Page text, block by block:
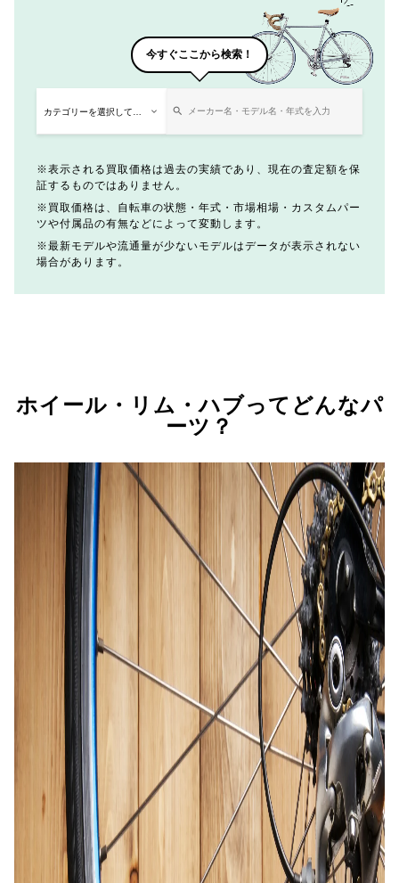
今すぐここから検索！
表示される買取価格は過去の実績であり、現在の査定額を保
証するものではありません。
買取価格は、自転車の状態・年式・市場相場・カスタムパー
ツや付属品の有無などによって変動します。
最新モデルや流通量が少ないモデルはデータが表示されない
場合があります。
ホイール・リム・ハブってどんなパ
ーツ？